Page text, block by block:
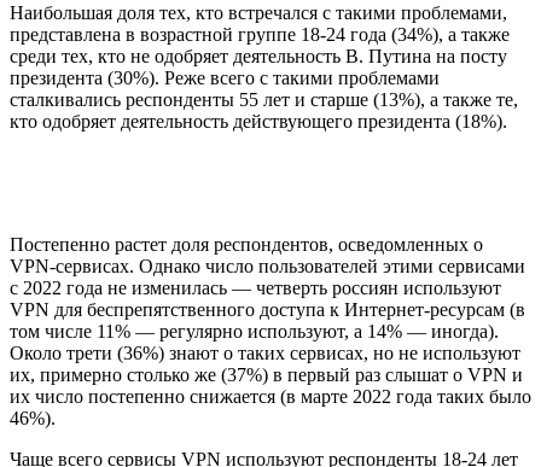
Наибольшая доля тех, кто встречался с такими проблемами,
представлена в возрастной группе 18-24 года (34%), а также
среди тех, кто не одобряет деятельность В. Путина на посту
президента (30%). Реже всего с такими проблемами
сталкивались респонденты 55 лет и старше (13%), а также те,
кто одобряет деятельность действующего президента (18%).
Постепенно растет доля респондентов, осведомленных о
VPN-сервисах. Однако число пользователей этими сервисами
с 2022 года не изменилась — четверть россиян используют
VPN для беспрепятственного доступа к Интернет-ресурсам (в
том числе 11% — регулярно используют, а 14% — иногда).
Около трети (36%) знают о таких сервисах, но не используют
их, примерно столько же (37%) в первый раз слышат о VPN и
их число постепенно снижается (в марте 2022 года таких было
46%).
Чаще всего сервисы VPN используют респонденты 18-24 лет